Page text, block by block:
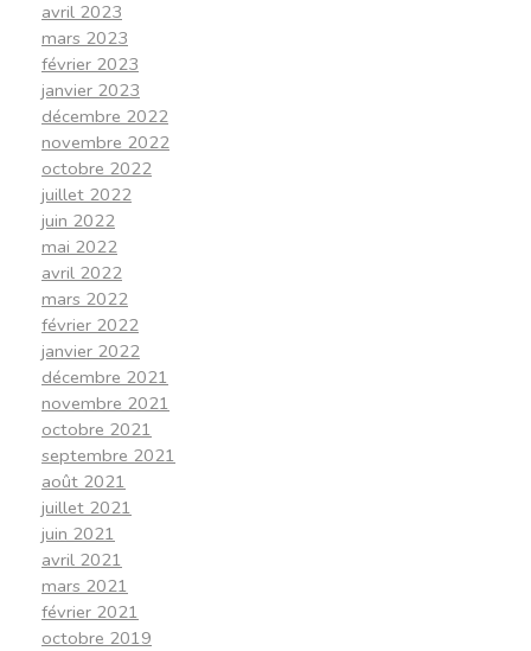
avril 2023
mars 2023
février 2023
janvier 2023
décembre 2022
novembre 2022
octobre 2022
juillet 2022
juin 2022
mai 2022
avril 2022
mars 2022
février 2022
janvier 2022
décembre 2021
novembre 2021
octobre 2021
septembre 2021
août 2021
juillet 2021
juin 2021
avril 2021
mars 2021
février 2021
octobre 2019